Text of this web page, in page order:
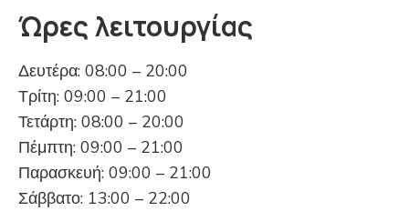
Ώρες λειτουργίας
Δευτέρα: 08:00 – 20:00
Τρίτη: 09:00 – 21:00
Τετάρτη: 08:00 – 20:00
Πέμπτη: 09:00 – 21:00
Παρασκευή: 09:00 – 21:00
Σάββατο: 13:00 – 22:00